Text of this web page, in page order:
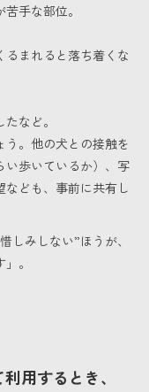
手な部位。
まれると落ち着くな
など。
。他の犬との接触を
い歩いているか）、写
ども、事前に共有し
しみしない”ほうが、
。
用するとき、